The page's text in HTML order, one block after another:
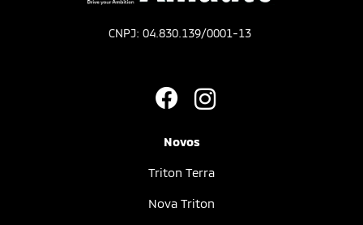
CNPJ: 04.830.139/0001-13
Novos
Triton Terra
Nova Triton